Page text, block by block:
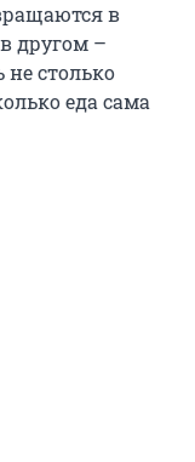
в
другом –
не столько
еда сама